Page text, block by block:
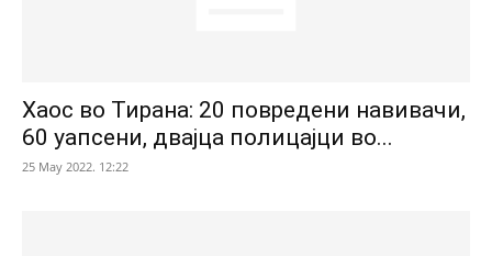
Хаос во Тирана: 20 повредени навивачи,
60 уапсени, двајца полицајци во...
25 May 2022. 12:22